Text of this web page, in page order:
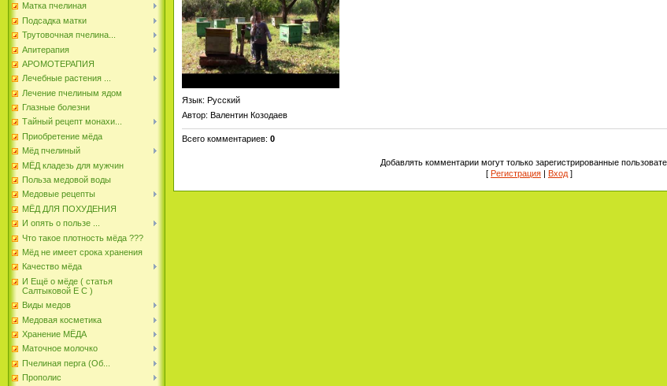
Матка пчелиная
Подсадка матки
Трутовочная пчелина...
Апитерапия
АРОМОТЕРАПИЯ
Лечебные растения ...
Лечение пчелиным ядом
Глазные болезни
Тайный рецепт монахи...
Приобретение мёда
Мёд пчелиный
МЁД кладезь для мужчин
Польза медовой воды
Медовые рецепты
МЁД ДЛЯ ПОХУДЕНИЯ
И опять о пользе ...
Что такое плотность мёда ???
Мёд не имеет срока хранения
Качество мёда
И Ещё о мёде ( статья
Салтыковой Е С )
Виды медов
Медовая косметика
Хранение МЁДА
Маточное молочко
Пчелиная перга (Об...
Прополис
Язык: Русский
Автор: Валентин Козодаев
Всего комментариев: 0
Добавлять комментарии могут только зарегистрированные
[ Регистрация | Вход ]